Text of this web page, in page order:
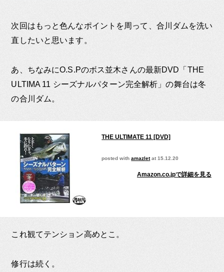
次回はもっと色んなポイントを周って、合川ダムを洗い
直したいと思います。
あ、ちなみにO.S.Pのボス並木さんの最新DVD「THE
ULTIMA 11 シーズナルパターン完全解析」の舞台は冬
の合川ダム。
THE ULTIMATE 11 [DVD]
posted withamazletat 15.12.20
Amazon.co.jpで詳細を見る
これ観てテンション高めとこ。
修行は続く。